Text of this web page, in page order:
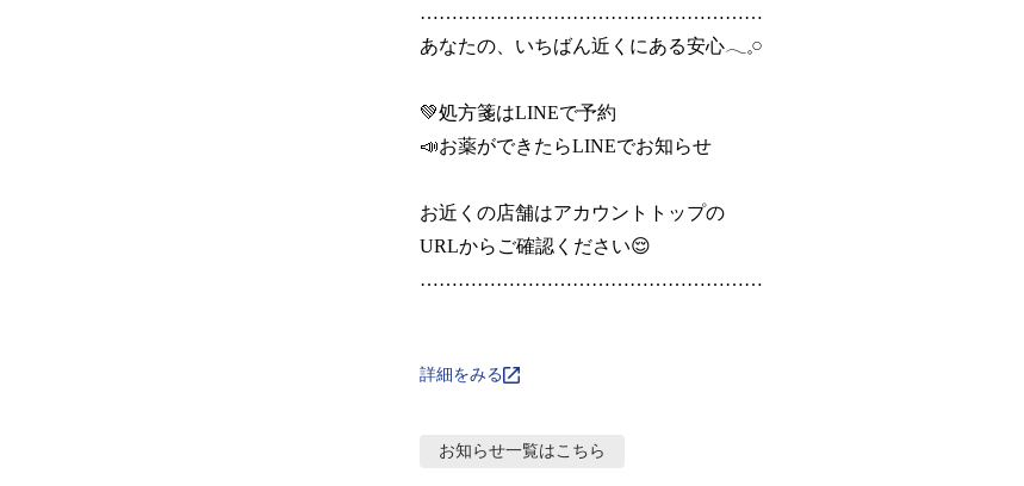
………………………………………………
あなたの、いちばん近くにある安心𓂃𓈒𓏸
💚処方箋はLINEで予約
📣お薬ができたらLINEでお知らせ
お近くの店舗はアカウントトップの
URLからご確認ください😌
………………………………………………
詳細をみる
お知らせ一覧はこちら